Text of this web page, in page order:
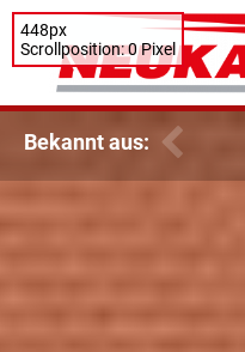
448px
Scrollposition: 0 Pixel
Bekannt aus: